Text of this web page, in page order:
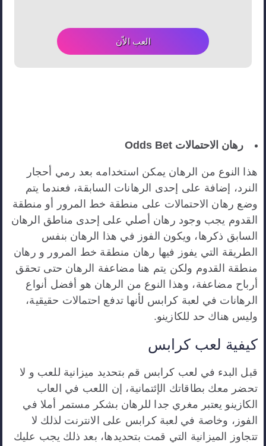
العب الاّن
رهان الاحتمالات Odds Bet
هذا النوع من الرهان يمكن استخدامه بعد رمي أحجار
النرد، إضافة على إحدى الرهانات السابقة، فعندما يتم
وضع رهان الاحتمالات على منطقة خط المرور أو منطقة
القدوم يجب وجود رهان أصلي على إحدى مناطق الرهان
السابق ذكرها، ويكون الفوز في هذا الرهان بنفس
الطريقة التي يفوز فيها رهان منطقة خط المرور و رهان
منطقة القدوم ولكن يتم هنا مضاعفة الرهان حتى تحقق
أرباح مضاعفة، وهذا النوع من الرهان هو أفضل أنواع
الرهانات في لعبة كرابس لأنها تدفع احتمالات حقيقية،
وليس هناك حد للكازينو.
كيفية لعب كرابس
قبل البدء في لعب كرابس قم بتحديد ميزانية للعب و لا
تحضر معك بطاقاتك الإئتمانية، إن اللعب في العاب
الكازينو يعتبر مغري جدا للرهان بشكر مستمر أملا في
الفوز، وخاصة في لعبة كرابس على الانترنت لذلك لا
تتجاوز الميزانية التي قمت بتحديدها، بعد ذلك يجب عليك